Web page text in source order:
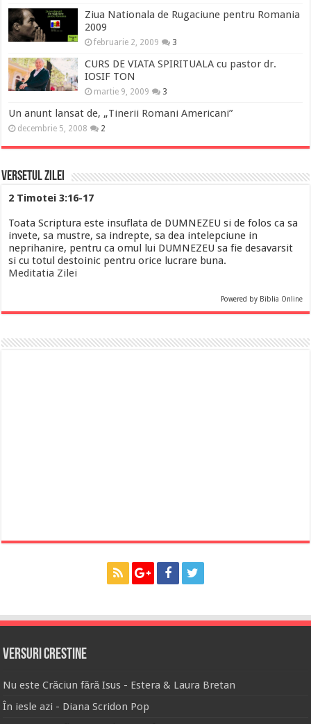
Ziua Nationala de Rugaciune pentru Romania
2009
februarie 2, 2009 3
CURS DE VIATA SPIRITUALA cu pastor dr.
IOSIF TON
martie 9, 2009 3
Un anunt lansat de, „Tinerii Romani Americani”
decembrie 5, 2008 2
Versetul Zilei
2 Timotei 3:16-17
Toata Scriptura este insuflata de DUMNEZEU si de folos ca sa
invete, sa mustre, sa indrepte, sa dea intelepciune in
neprihanire, pentru ca omul lui DUMNEZEU sa fie desavarsit
si cu totul destoinic pentru orice lucrare buna.
Meditatia Zilei
Powered by Biblia Online
Versuri Crestine
Nu este Crăciun fără Isus - Estera & Laura Bretan
În iesle azi - Diana Scridon Pop